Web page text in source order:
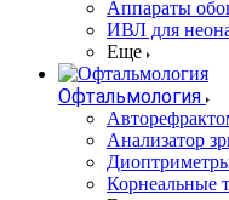
Аппараты
ИВЛ для
Еще
Офтальмология
Анализатор
Корнеальные